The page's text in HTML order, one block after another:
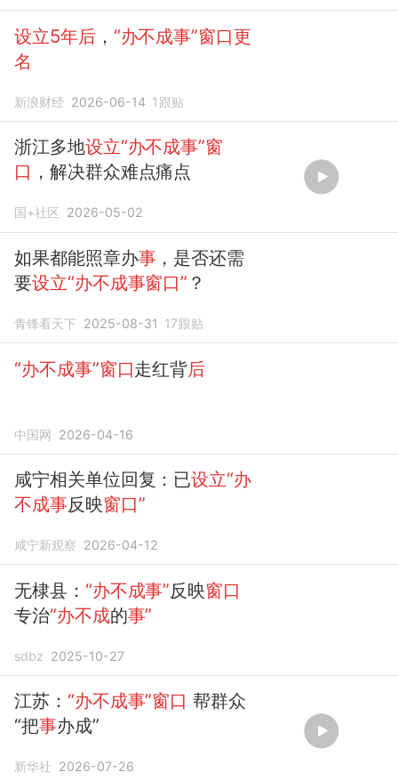
设立5年后， “办不成事”窗口更
名
新浪财经 2026-06-14 1 跟贴
浙江多地设立“办不成事”窗
口 ，解决群众难点痛点
国+社区 2026-05-02
如果都能照章办事，是否还需
要设立“办不成事窗口” ？
青锋看天下 2025-08-31 17跟贴
“办不成事”窗口走红背后
中国网 2026-04-16
咸宁相关单位回复：已设立“办
不成事反映窗口”
咸宁新观察 2026-04-12
无棣县： “办不成事”反映窗口
专治“办不成的事”
sdbz 2025-10-27
江苏： “办不成事”窗口 帮群众
“把事办成”
新华社 2026-07-26